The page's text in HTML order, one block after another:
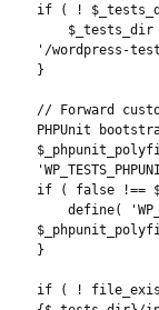
if ( !
'/wordpress-
}
// Forward
PHPUnit
if ( false !==
    define( 'WP_TESTS_PHPUNIT_POLYFILLS_PATH',
}
if ( !